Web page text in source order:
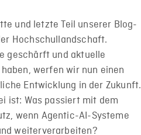
und letzte Teil unserer Blog-
Hochschullandschaft.
geschärft und aktuelle
werfen wir nun einen
Entwicklung in der Zukunft.
ist: Was passiert mit dem
wenn Agentic-AI-Systeme
weiterverarbeiten?